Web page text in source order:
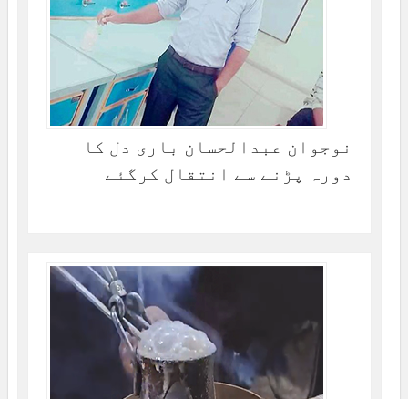
نوجوان عبدالحسان باری دل کا
دورہ پڑنے سے انتقال کرگئے